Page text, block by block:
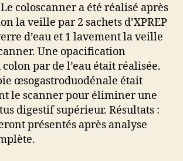
coloscanner a été réalisé après
la veille par 2 sachets d’XPREP
d’eau et 1 lavement la veille
Une opacification
par de l’eau était réalisée.
œsogastroduodénale était
le scanner pour éliminer une
digestif supérieur. Résultats :
présentés après analyse